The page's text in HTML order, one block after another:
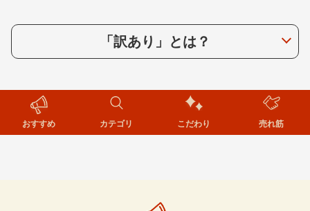
「訳あり」とは？
おすすめ カテゴリ こだわり 売れ筋